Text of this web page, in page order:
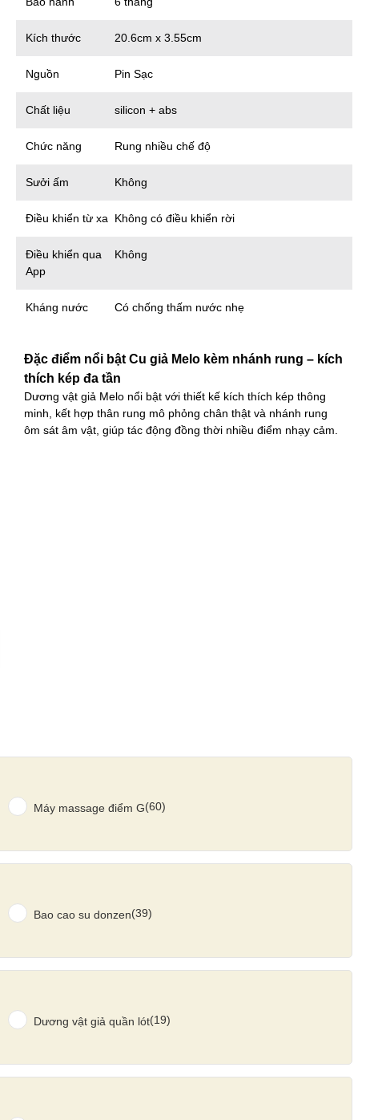
Kích thước 20.6cm x 3.55cm
Nguồn Pin Sạc
Chất liệu silicon + abs
Chức năng Rung nhiều chế độ
Sưởi ấm Không
Điều khiển từ xa Không có điều khiển rời
Điều khiển qua
App
Không
Kháng nước Có chống thấm nước nhẹ
Đặc điểm nổi bật Cu giả Melo kèm nhánh rung – kích
thích kép đa tần
Dương vật giả Melo nổi bật với thiết kế kích thích kép thông
minh, kết hợp thân rung mô phỏng chân thật và nhánh rung
ôm sát âm vật, giúp tác động đồng thời nhiều điểm nhạy cảm.
Máy massage điểm G(60)
Bao cao su donzen(39)
Dương vật giả quần lót(19)